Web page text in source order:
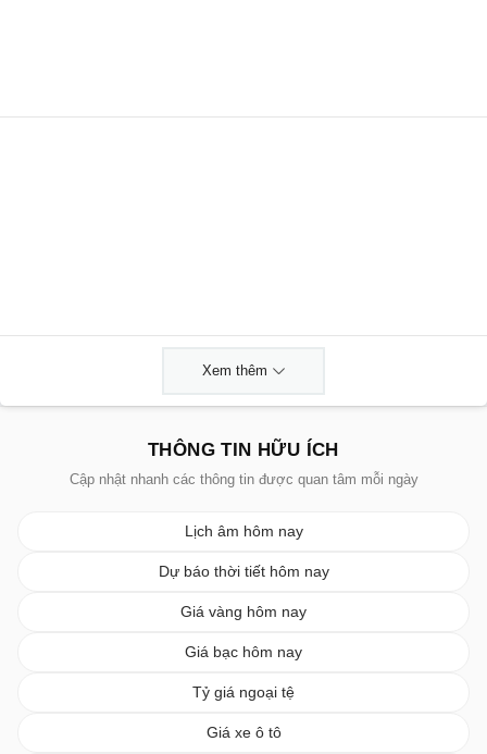
Xem thêm
THÔNG TIN HỮU ÍCH
Cập nhật nhanh các thông tin được quan tâm mỗi ngày
Lịch âm hôm nay
Dự báo thời tiết hôm nay
Giá vàng hôm nay
Giá bạc hôm nay
Tỷ giá ngoại tệ
Giá xe ô tô